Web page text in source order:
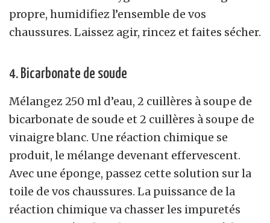
propre, humidifiez l’ensemble de vos
chaussures. Laissez agir, rincez et faites sécher.
4. Bicarbonate de soude
Mélangez 250 ml d’eau, 2 cuillères à soupe de
bicarbonate de soude et 2 cuillères à soupe de
vinaigre blanc. Une réaction chimique se
produit, le mélange devenant effervescent.
Avec une éponge, passez cette solution sur la
toile de vos chaussures. La puissance de la
réaction chimique va chasser les impuretés